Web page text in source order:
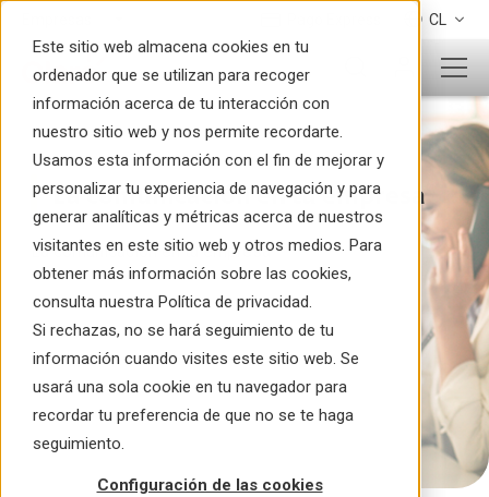
Este sitio web almacena cookies en tu
ordenador que se utilizan para recoger
información acerca de tu interacción con
nuestro sitio web y nos permite recordarte.
Usamos esta información con el fin de mejorar y
personalizar tu experiencia de navegación y para
generar analíticas y métricas acerca de nuestros
visitantes en este sitio web y otros medios. Para
obtener más información sobre las cookies,
consulta nuestra Política de privacidad.
Si rechazas, no se hará seguimiento de tu
información cuando visites este sitio web. Se
usará una sola cookie en tu navegador para
recordar tu preferencia de que no se te haga
seguimiento.
Configuración de las cookies
CL
La comunicación en tu empresa
La comunicación en tu empresa